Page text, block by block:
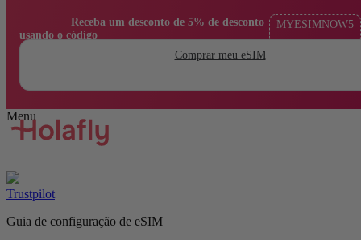
usando o código
MYESIMNOW5
Comprar meu eSIM
Trustpilot
Guia de configuração de eSIM